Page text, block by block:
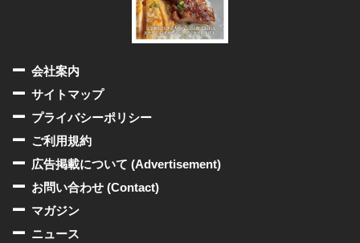
会社案内
サイトマップ
プライバシーポリシー
ご利用規約
広告掲載について (Advertisement)
お問い合わせ (Contact)
マガジン
ニュース